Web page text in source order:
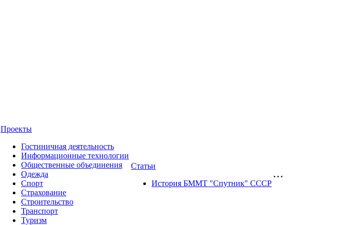
Проекты
Гостиничная деятельность
Информационные технологии
Общественные объединения
Одежда
Спорт
Страхование
Строительство
Транспорт
Туризм
Статьи
История БММТ "Спутник" СССР